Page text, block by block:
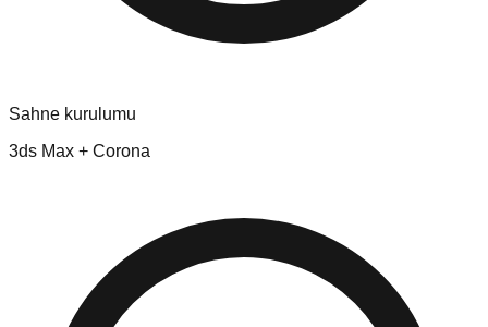
Sahne kurulumu
3ds Max + Corona